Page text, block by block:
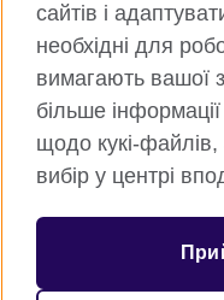
TikTok
Всесвітня Британська
Приватність та умови
Куки
сайтів і
необхідні для
вимагають вашої
більше
щодо кукі-
вибір у центрі